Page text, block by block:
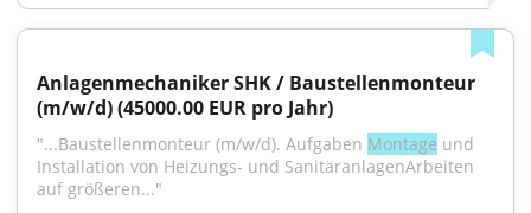
Anlagenmechaniker SHK / Baustellenmonteur
(m/w/d) (45000.00 EUR pro Jahr)
"...Baustellenmonteur (m/w/d). Aufgaben Montage und
Installation von Heizungs- und SanitäranlagenArbeiten
auf größeren..."